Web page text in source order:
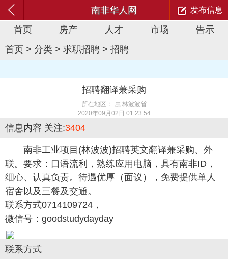
南非华人网 发布信息
首页 房产 人才 市场
告示
首页 > 分类 > 求职招聘 > 招聘
招聘翻译兼采购
所在地区：
林波波省
2020年09月02日 01:23:54
信息内容 关注:3404
南非工业项目(林波波)招聘英文翻译兼采购、外
联。要求：口语流利，熟练应用电脑，具有南非ID，
细心、认真负责。待遇优厚（面议），免费提供单人
宿舍以及三餐及交通。
联系方式0714109724，
微信号：goodstudydayday
联系方式